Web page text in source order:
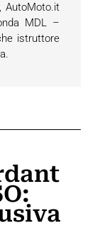
AutoMoto.it
MDL –
istruttore